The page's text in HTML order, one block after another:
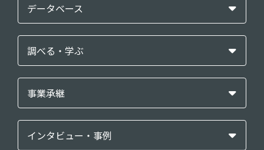
データベース
調べる・学ぶ
事業承継
インタビュー・事例